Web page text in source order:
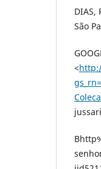
DIAS,
São
<